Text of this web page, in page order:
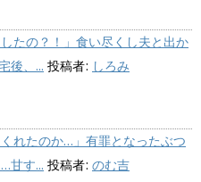
したの？！」食い尽くし夫と出か
後、... 投稿者: しろみ
くれたのか…」有罪となったぶつ
甘す... 投稿者: のむ吉